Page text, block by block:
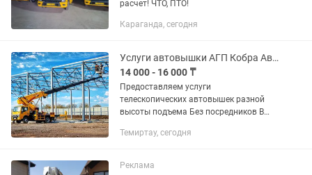
расчет! ЧТО, ПТО!
Караганда, сегодня
Услуги автовышки АГП Кобра Автовышка круглосуточно вездеход
14 000 - 16 000 ₸
Предоставляем услуги
телескопических автовышек разной
высоты подъема Без посредников В
36метров, так-же имеется лебедка
Возможность...
Темиртау, сегодня
Реклама